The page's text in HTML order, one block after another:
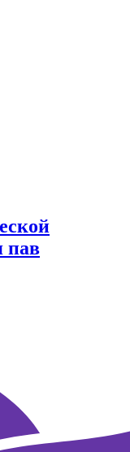
пав